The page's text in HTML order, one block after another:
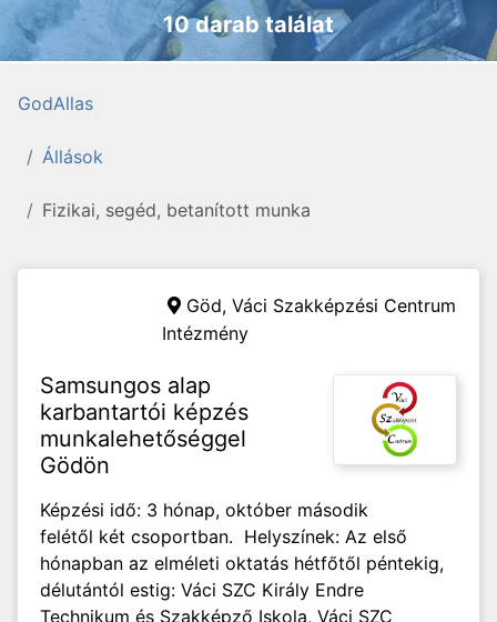
10 darab találat
GodAllas
Állások
Fizikai, segéd, betanított munka
Göd, Váci Szakképzési Centrum
Intézmény
Samsungos alap
karbantartói képzés
munkalehetőséggel
Gödön
Képzési idő: 3 hónap, október második
felétől két csoportban. Helyszínek: Az első
hónapban az elméleti oktatás hétfőtől péntekig,
délutántól estig: Váci SZC Király Endre
Technikum és Szakképző Iskola, Váci SZC